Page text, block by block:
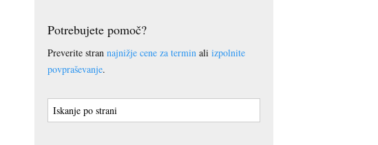
Potrebujete pomoč?
Preverite stran najnižje cene za termin ali izpolnite
povpraševanje.